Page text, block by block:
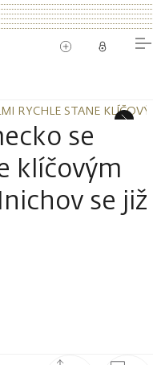
RYCHLE STANE
RYCHLE STANE
se
klíčovým
se již